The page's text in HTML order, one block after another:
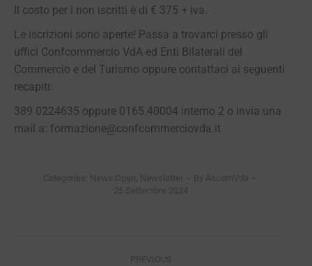
Il costo per i non iscritti è di € 375 + iva.
Le iscrizioni sono aperte! Passa a trovarci presso gli
uffici Confcommercio VdA ed Enti Bilaterali del
Commercio e del Turismo oppure contattaci ai seguenti
recapiti:
389 0224635 oppure 0165.40004 interno 2 o invia una
mail a: formazione@confcommerciovda.it
Categories: News Open, Newsletter By AscomVda
25 Settembre 2024
PREVIOUS